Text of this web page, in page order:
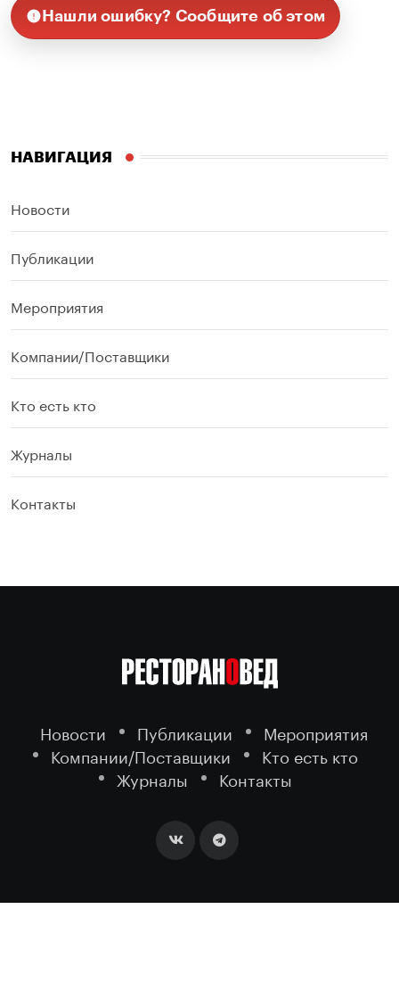
Нашли ошибку? Сообщите об этом
НАВИГАЦИЯ
Новости
Публикации
Мероприятия
Компании/Поставщики
Кто есть кто
Журналы
Контакты
Новости Публикации
Мероприятия
Компании/Поставщики
Кто есть кто
Журналы
Контакты